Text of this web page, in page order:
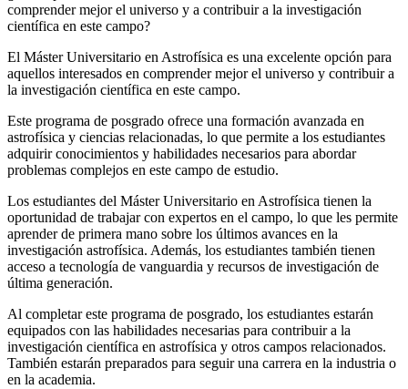
comprender mejor el universo y a contribuir a la investigación
científica en este campo?
El Máster Universitario en Astrofísica es una excelente opción para
aquellos interesados en comprender mejor el universo y contribuir a
la investigación científica en este campo.
Este programa de posgrado ofrece una formación avanzada en
astrofísica y ciencias relacionadas, lo que permite a los estudiantes
adquirir conocimientos y habilidades necesarios para abordar
problemas complejos en este campo de estudio.
Los estudiantes del Máster Universitario en Astrofísica tienen la
oportunidad de trabajar con expertos en el campo, lo que les permite
aprender de primera mano sobre los últimos avances en la
investigación astrofísica. Además, los estudiantes también tienen
acceso a tecnología de vanguardia y recursos de investigación de
última generación.
Al completar este programa de posgrado, los estudiantes estarán
equipados con las habilidades necesarias para contribuir a la
investigación científica en astrofísica y otros campos relacionados.
También estarán preparados para seguir una carrera en la industria o
en la academia.